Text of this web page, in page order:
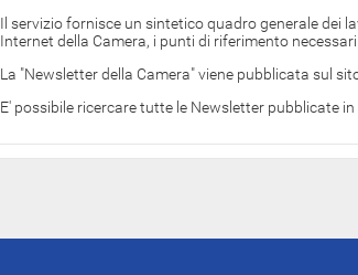
Il servizio fornisce un sintetico quadro generale dei
Internet della Camera, i punti di riferimento
La "Newsletter della Camera" viene pubblicata sul
E' possibile ricercare tutte le Newsletter pubblicate in